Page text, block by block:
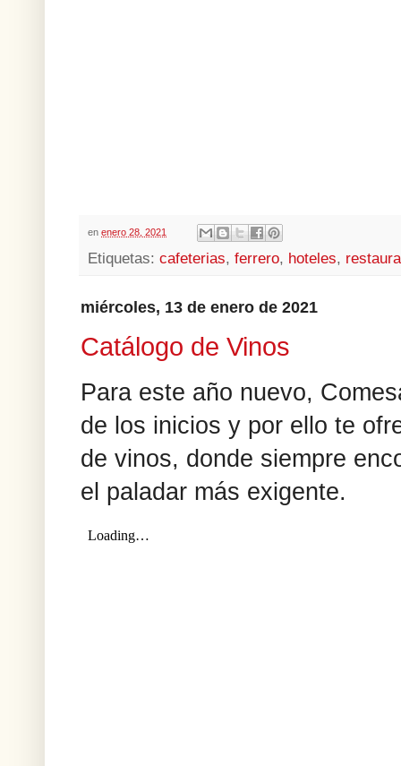
en enero 28, 2021
Etiquetas: cafeterias, ferrero, hoteles,
miércoles, 13 de enero de 2021
Catálogo de Vinos
Para este año nuevo,
de los inicios y por ello te
de vinos, donde siempre
el paladar más exigente.